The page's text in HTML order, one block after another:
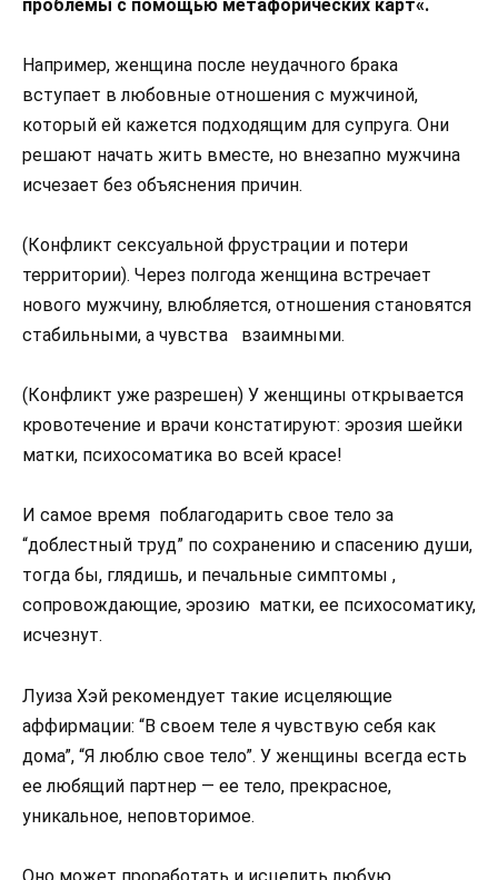
проблемы с помощью метафорических карт«.
Например, женщина после неудачного брака
вступает в любовные отношения с мужчиной,
который ей кажется подходящим для супруга. Они
решают начать жить вместе, но внезапно мужчина
исчезает без объяснения причин.
(Конфликт сексуальной фрустрации и потери
территории). Через полгода женщина встречает
нового мужчину, влюбляется, отношения становятся
стабильными, а чувства взаимными.
(Конфликт уже разрешен) У женщины открывается
кровотечение и врачи констатируют: эрозия шейки
матки, психосоматика во всей красе!
И самое время поблагодарить свое тело за
“доблестный труд” по сохранению и спасению души,
тогда бы, глядишь, и печальные симптомы ,
сопровождающие, эрозию матки, ее психосоматику,
исчезнут.
Луиза Хэй рекомендует такие исцеляющие
аффирмации: “В своем теле я чувствую себя как
дома”, “Я люблю свое тело”. У женщины всегда есть
ее любящий партнер — ее тело, прекрасное,
уникальное, неповторимое.